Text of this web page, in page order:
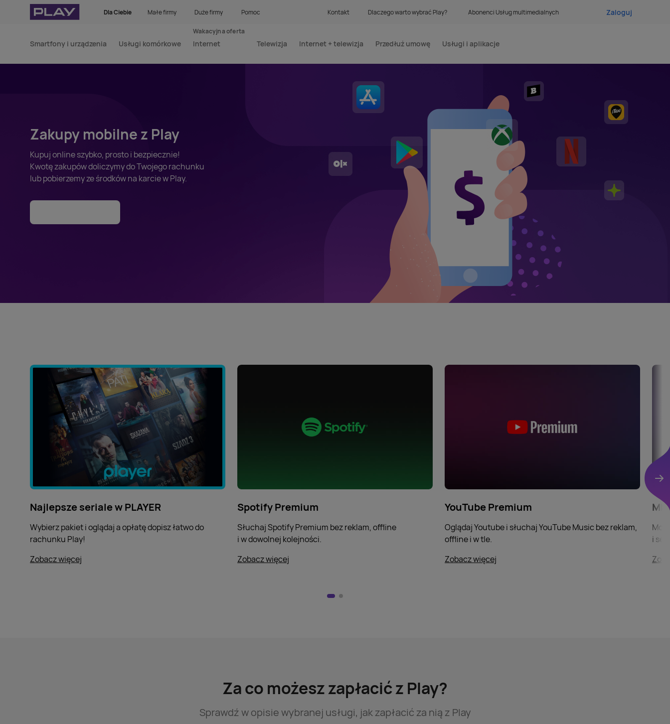
Dla Ciebie Małe firmy Duże firmy Pomoc Kontakt Dlaczego warto wybrać Play? Abonenci Usług multimedialnych Zaloguj
Smartfony i urządzenia Usługi komórkowe Internet
Wakacyjna oferta
Telewizja Internet + telewizja Przedłuż umowę Usługi i aplikacje
Zakupy mobilne z Play
Kupuj online szybko, prosto i bezpiecznie!
Kwotę zakupów doliczymy do Twojego rachunku
lub pobierzemy ze środków na karcie w Play.
Najlepsze seriale w PLAYER
Wybierz pakiet i oglądaj a opłatę dopisz łatwo do
rachunku Play!
Zobacz więcej
o Najlepsze seriale w PLAYER
Spotify Premium
Słuchaj Spotify Premium bez reklam, offline
i w dowolnej kolejności.
Zobacz więcej
o Spotify Premium
YouTube Premium
Oglądaj Youtube i słuchaj YouTube Music bez reklam,
offline i w tle.
Zobacz więcej
o YouTube Premium
i
o
Za co możesz zapłacić z Play?
Sprawdź w opisie wybranej usługi, jak zapłacić za nią z Play